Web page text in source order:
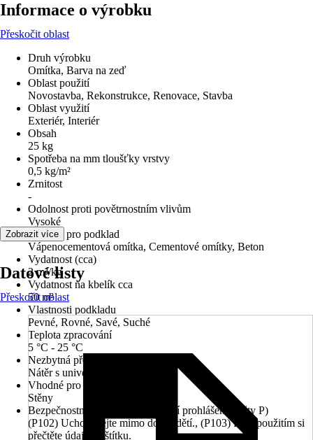
Informace o výrobku
Přeskočit oblast
Druh výrobku
Omítka, Barva na zeď
Oblast použití
Novostavba, Rekonstrukce, Renovace, Stavba
Oblast využití
Exteriér, Interiér
Obsah
25 kg
Spotřeba na mm tloušťky vrstvy
0,5 kg/m²
Zrnitost
-
Odolnost proti povětrnostním vlivům
Vysoké
Vhodné pro podklad
Vápenocementová omítka, Cementové omítky, Beton
Vydatnost (cca)
2 m²/kg
Vydatnost na kbelík cca
50 m²
Vlastnosti podkladu
Pevné, Rovné, Savé, Suché
Teplota zpracování
5 °C - 25 °C
Nezbytná předúprava
Nátěr s univerzální penetrací
Vhodné pro
Stěny
Bezpečnostní pokyny (preventivní prohlášení - věty P)
(P102) Uchovávejte mimo dosah dětí., (P103) Před použitím si
přečtěte údaje na štítku.
Zobrazit více
Datové listy
Přeskočit oblast